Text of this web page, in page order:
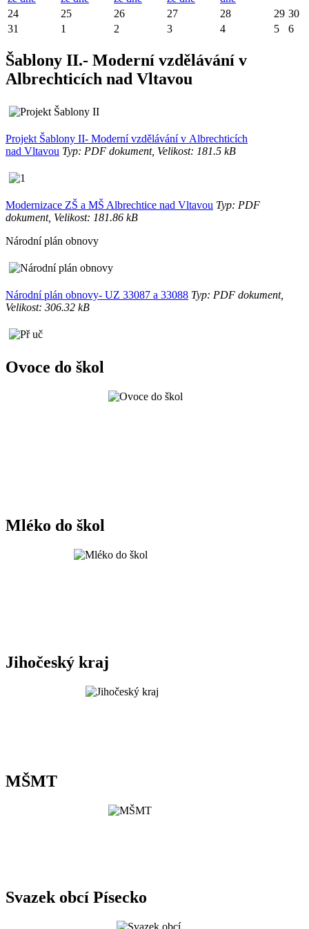
24 25 26 27 28 29 30
31
1 2 3 4 5 6
Šablony II.- Moderní vzdělávání v
Albrechticích nad Vltavou
Projekt Šablony II- Moderní vzdělávání v Albrechticích
nad Vltavou Typ: PDF dokument, Velikost: 181.5 kB
Modernizace ZŠ a MŠ Albrechtice nad Vltavou Typ: PDF
dokument, Velikost: 181.86 kB
Národní plán obnovy
Národní plán obnovy- UZ 33087 a 33088 Typ: PDF dokument,
Velikost: 306.32 kB
Ovoce do škol
Mléko do škol
Jihočeský kraj
MŠMT
Svazek obcí Písecko